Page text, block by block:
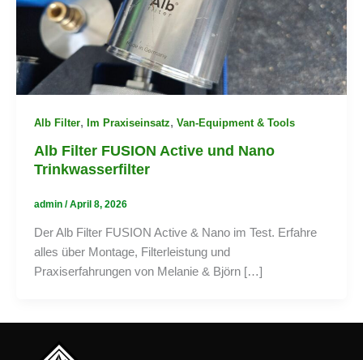
Alb Filter, Im Praxiseinsatz, Van-Equipment & Tools
Alb Filter FUSION Active und Nano
Trinkwasserfilter
admin /April 8, 2026
Der Alb Filter FUSION Active & Nano im Test. Erfahre
alles über Montage, Filterleistung und
Praxiserfahrungen von Melanie & Björn […]